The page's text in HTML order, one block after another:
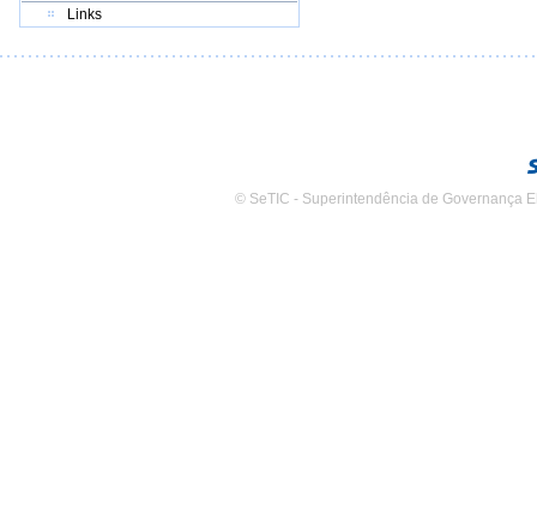
Links
© SeTIC - Superintendência de Governança